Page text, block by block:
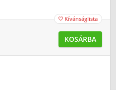
 Kívánságlista
KOSÁRBA